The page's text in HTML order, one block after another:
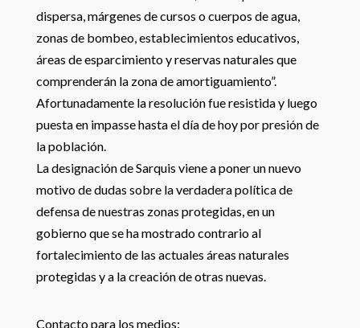
dispersa, márgenes de cursos o cuerpos de agua,
zonas de bombeo, establecimientos educativos,
áreas de esparcimiento y reservas naturales que
comprenderán la zona de amortiguamiento”.
Afortunadamente la resolución fue resistida y luego
puesta en impasse hasta el día de hoy por presión de
la población.
La designación de Sarquis viene a poner un nuevo
motivo de dudas sobre la verdadera política de
defensa de nuestras zonas protegidas, en un
gobierno que se ha mostrado contrario al
fortalecimiento de las actuales áreas naturales
protegidas y a la creación de otras nuevas.
Contacto para los medios: